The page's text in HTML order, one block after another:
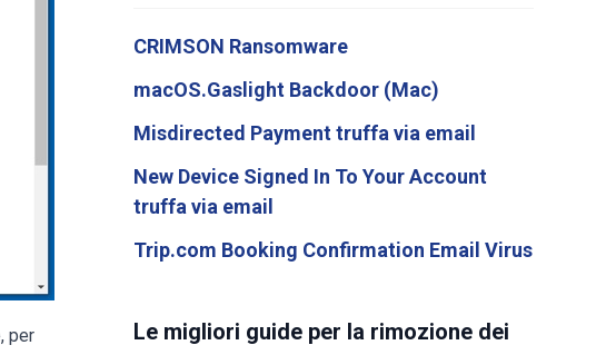
per
CRIMSON Ransomware
macOS.Gaslight Backdoor (Mac)
Misdirected Payment truffa via email
New Device Signed In To Your Account
truffa via email
Trip.com Booking Confirmation Email Virus
Le migliori guide per la rimozione dei